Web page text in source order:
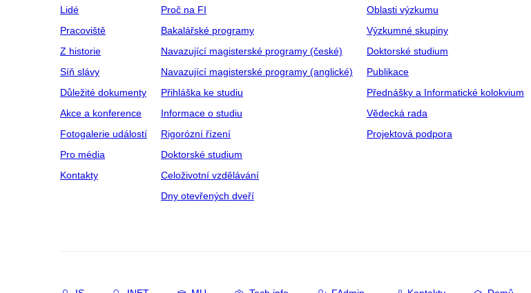
Lidé
Pracoviště
Z historie
Síň slávy
Důležité dokumenty
Akce a konference
Fotogalerie událostí
Pro média
Kontakty
Proč na FI
Bakalářské programy
Navazující magisterské programy (české)
Navazující magisterské programy (anglické)
Přihláška ke studiu
Informace o studiu
Rigorózní řízení
Doktorské studium
Celoživotní vzdělávání
Dny otevřených dveří
Oblasti výzkumu
Výzkumné skupiny
Doktorské studium
Publikace
Přednášky a Informatické kolokvium
Vědecká rada
Projektová podpora